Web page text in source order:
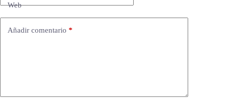
Web
Añadir comentario *